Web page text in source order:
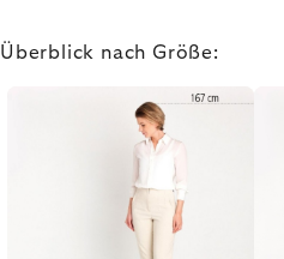
Überblick nach Größe: